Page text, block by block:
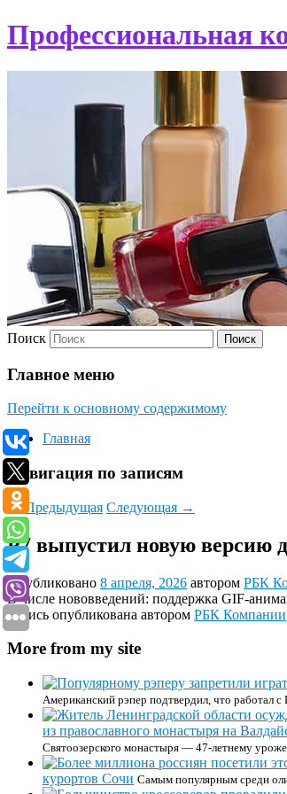
Профессиональная
Поиск
Главное меню
Перейти к основному содержимому
Главная
Навигация по записям
←Предыдущая Следующая →
Р7 выпустил новую версию
Опубликовано 8 апреля, 2026 автором РБК
В числе нововведений: поддержка GIF-
Запись опубликована автором РБК Компании
More from my site
Американский рэпер подтвердил, что работал
из православного монастыря на
Святоозерского монастыря — 47-летнему
курортов Сочи Самым популярным среди